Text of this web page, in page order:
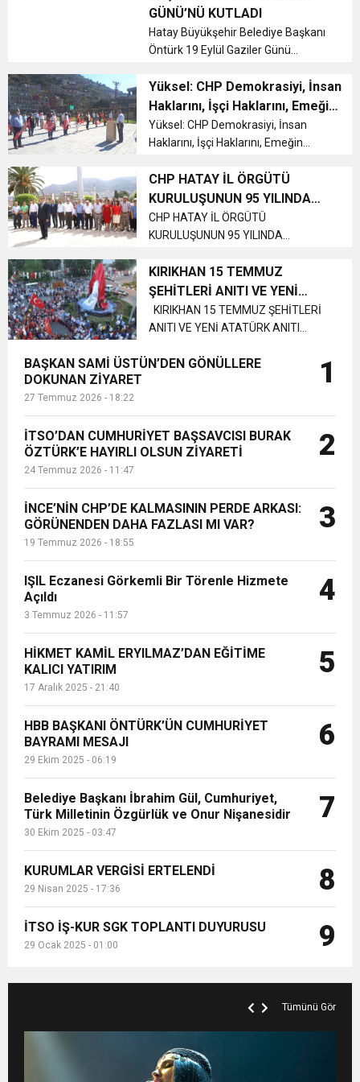
Cumhuriyet, Türk Milletinin Özgürlük
ve Onur Nişanesidir
HBB BAŞKANI ÖNTÜRK’ÜN
CUMHURİYET BAYRAMI MESAJI
17:36 KURUMLAR VERGİSİ ERTELENDİ
1:00 İTSO İŞ-KUR SGK TOPLANTI
DUYURUSU
21:40 CEYLANDERE’DE BAŞKAN EMRAH
KARAÇAY’A SEVGİ SELİ
18:22 BAŞKAN SAMİ ÜSTÜN’DEN
GÖNÜLLERE DOKUNAN ZİYARET
Naci Yapar, Atatürk Anıtı'nda
gerçekleştirilen çelenk sunma töre...
GÜNÜ’NÜ KUTLADI
Hatay Büyükşehir Belediye Başkanı
Öntürk 19 Eylül Gaziler Günü
sunma törenine katıldı....
Yüksel: CHP Demokrasiyi, İnsan
Haklarını, İşçi Haklarını, Emeğin
Hakkını Getiren Partidir
Yüksel: CHP Demokrasiyi, İnsan
Haklarını, İşçi Haklarını, Emeğin
Halk Partisi (CHP) Belen İlçe Örgütü,
Belen Atatürk Anıtında bir araya
gelerek, partilerinin 97. y...
CHP HATAY İL ÖRGÜTÜ
KURULUŞUNUN 95 YILINDA
ATATÜRK ANITINA ÇELENK
SUNDU
CHP HATAY İL ÖRGÜTÜ
KURULUŞUNUN 95 YILINDA
Cumhuriyet Halk Partisi’nin 95.
Kuruluş yıldönümü ülke genelinde
olduğu gibi ilimizde de coşkulu
törenlerle kutlandı. Antak...
KIRIKHAN 15 TEMMUZ
ŞEHİTLERİ ANITI VE YENİ
ATATÜRK ANITI TÖRENLE
AÇILDI
KIRIKHAN 15 TEMMUZ ŞEHİTLERİ
ANITI VE YENİ ATATÜRK ANITI
Anıtı ve Yenilenen Atatürk Anıtının
Milli...
BAŞKAN SAMİ ÜSTÜN’DEN GÖNÜLLERE
DOKUNAN ZİYARET
27 Temmuz 2026 - 18:22
1
İTSO’DAN CUMHURİYET BAŞSAVCISI BURAK
ÖZTÜRK’E HAYIRLI OLSUN ZİYARETİ
24 Temmuz 2026 - 11:47
2
İNCE’NİN CHP’DE KALMASININ PERDE ARKASI:
GÖRÜNENDEN DAHA FAZLASI MI VAR?
19 Temmuz 2026 - 18:55
3
IŞIL Eczanesi Görkemli Bir Törenle Hizmete
Açıldı
3 Temmuz 2026 - 11:57
4
HİKMET KAMİL ERYILMAZ’DAN EĞİTİME
KALICI YATIRIM
17 Aralık 2025 - 21:40
5
HBB BAŞKANI ÖNTÜRK’ÜN CUMHURİYET
BAYRAMI MESAJI
29 Ekim 2025 - 06:19
6
Belediye Başkanı İbrahim Gül, Cumhuriyet,
Türk Milletinin Özgürlük ve Onur Nişanesidir
30 Ekim 2025 - 03:47
7
KURUMLAR VERGİSİ ERTELENDİ
29 Nisan 2025 - 17:36 8
İTSO İŞ-KUR SGK TOPLANTI DUYURUSU
29 Ocak 2025 - 01:00 9
Tümünü Gör